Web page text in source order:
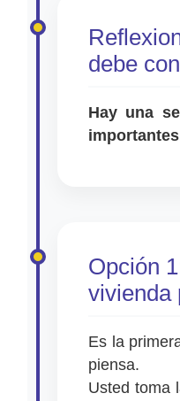
debe
Hay una
Opción
vivienda
Es la
piensa.
Usted toma